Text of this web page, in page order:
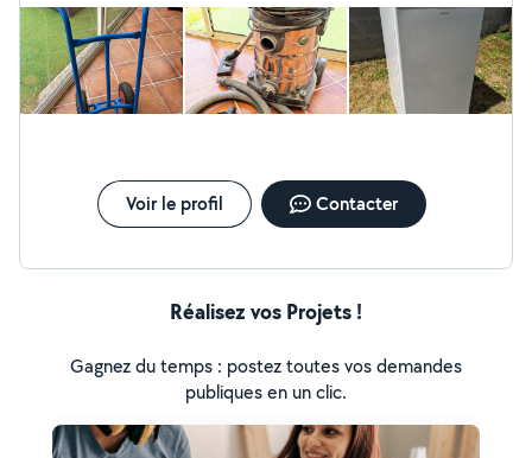
merci encore. Delphine et Julien
Voir le profil Contacter
Réalisez vos Projets !
Gagnez du temps : postez toutes vos demandes
publiques en un clic.